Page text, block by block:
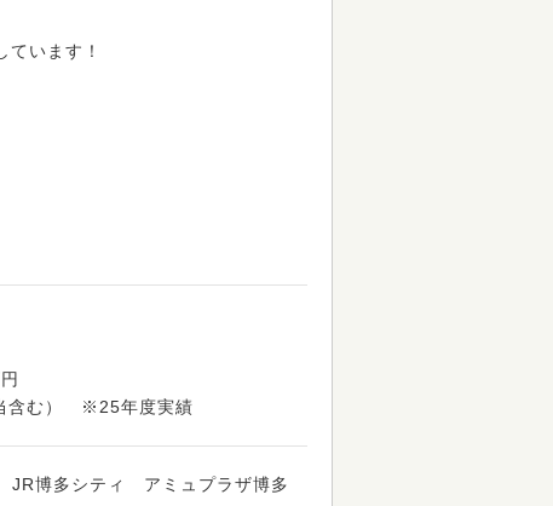
います！
含む） ※25年度実績
JR博多シティ アミュプラザ博多